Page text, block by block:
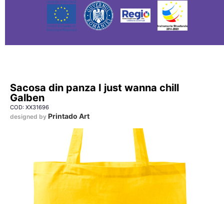
Sacosa din panza I just wanna chill
Galben
COD: XX31696
designed by Printado Art